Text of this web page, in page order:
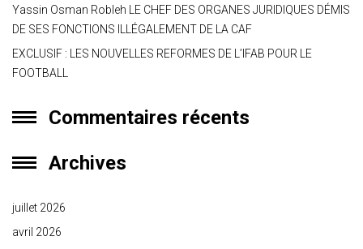
Yassin Osman Robleh LE CHEF DES ORGANES JURIDIQUES DÉMIS
DE SES FONCTIONS ILLÉGALEMENT DE LA CAF
EXCLUSIF : LES NOUVELLES REFORMES DE L’IFAB POUR LE
FOOTBALL
Commentaires récents
Archives
juillet 2026
avril 2026